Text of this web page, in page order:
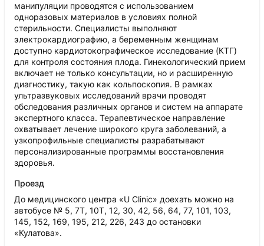
манипуляции проводятся с использованием
одноразовых материалов в условиях полной
стерильности. Специалисты выполняют
электрокардиографию, а беременным женщинам
доступно кардиотокографическое исследование (КТГ)
для контроля состояния плода. Гинекологический прием
включает не только консультации, но и расширенную
диагностику, такую как кольпоскопия. В рамках
ультразвуковых исследований врачи проводят
обследования различных органов и систем на аппарате
экспертного класса. Терапевтическое направление
охватывает лечение широкого круга заболеваний, а
узкопрофильные специалисты разрабатывают
персонализированные программы восстановления
здоровья.
Проезд
До медицинского центра «U Clinic» доехать можно на
автобусе № 5, 7Т, 10Т, 12, 30, 42, 56, 64, 77, 101, 103,
145, 152, 169, 195, 212, 226, 243 до остановки
«Кулатова».